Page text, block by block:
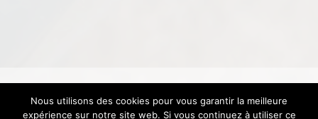
© 2026 Loisirs, voyage, tourismeMentions
Nous utilisons des cookies pour vous garantir la meilleure
expérience sur notre site web. Si vous continuez à utiliser ce